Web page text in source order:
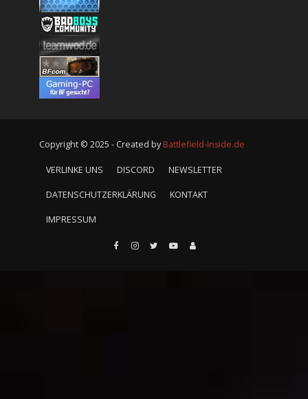
Copyright © 2025 - Created by Battlefield-Inside.de
VERLINKE UNS DISCORD NEWSLETTER
DATENSCHUTZERKLÄRUNG KONTAKT
IMPRESSUM